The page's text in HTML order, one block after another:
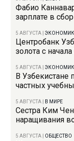
Фабио
зарплате в
5 АВГУСТА |
Центробанк
золота с
5 АВГУСТА |
В
частных
5 АВГУСТА В МИРЕ
Сестра Ким
наращивания
5 АВГУСТА ОБЩЕСТВО